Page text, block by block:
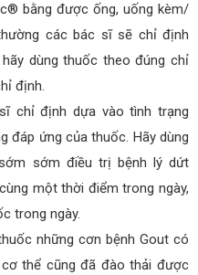
bằng được ống, uống kèm/
các bác sĩ sẽ chỉ định
dùng thuốc theo đúng chỉ
định.
chỉ định dựa vào tình trạng
đáp ứng của thuốc. Hãy dùng
sớm điều trị bệnh lý dứt
một thời điểm trong ngày,
trong ngày.
những cơn bệnh Gout có
thể cũng đã đào thải được